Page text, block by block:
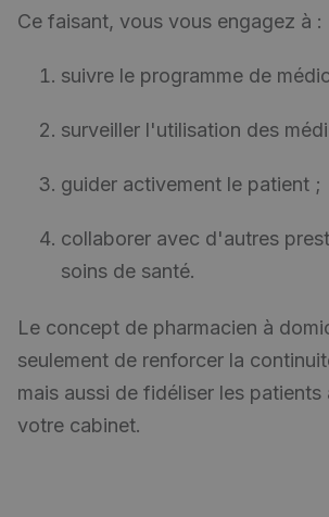
Ce faisant, vous vous engagez à :
suivre le programme de
surveiller l'utilisation des
guider activement le patient ;
collaborer avec d'autres
soins de santé.
Le concept de pharmacien à
seulement de renforcer la
mais aussi de fidéliser les patients
votre cabinet.